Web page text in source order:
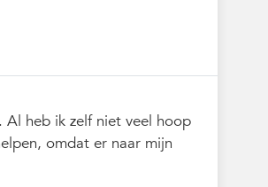
. Al heb ik zelf niet veel hoop
omdat er naar mijn